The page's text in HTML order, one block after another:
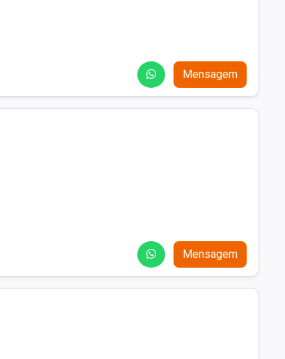
Mensagem
Mensagem